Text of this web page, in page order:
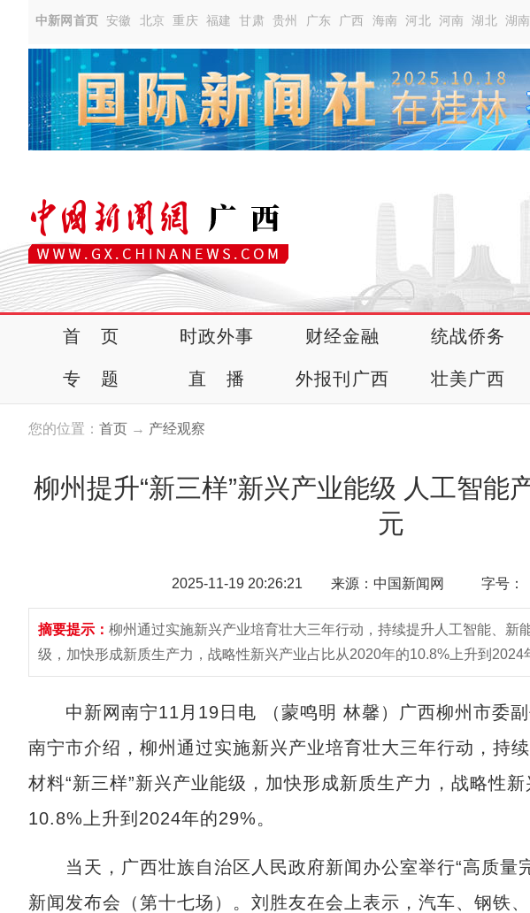
中新网首页 安徽 北京 重庆 福建 甘肃 贵州 广东 广西 海南 河北 河南 湖北 湖南
首 页 时政外事 财经金融 统战侨务
专 题 直 播 外报刊广西 壮美广西
您的位置： 首页 → 产经观察
柳州提升“新三样”新兴产业能级 人工智能
元
2025-11-19 20:26:21 来源：中国新闻网 字号：
摘要提示： 柳州通过实施新兴产业培育壮大三年行动，持续提升人工智能、新
级，加快形成新质生产力，战略性新兴产业占比从2020年的10.8%上升到2024
中新网南宁11月19日电 （蒙鸣明 林馨）广西柳州市委副
南宁市介绍，柳州通过实施新兴产业培育壮大三年行动，持
材料“新三样”新兴产业能级，加快形成新质生产力，战略性
10.8%上升到2024年的29%。
当天，广西壮族自治区人民政府新闻办公室举行“高质量完
新闻发布会（第十七场）。刘胜友在会上表示，汽车、钢铁